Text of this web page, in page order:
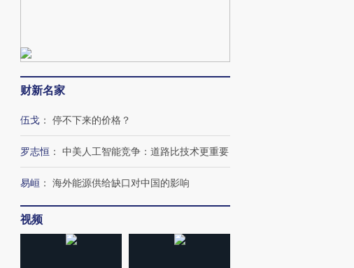
财新名家
伍戈 ： 停不下来的价格？
罗志恒 ： 中美人工智能竞争：道路比技术更重要
易峘 ： 海外能源供给缺口对中国的影响
视频